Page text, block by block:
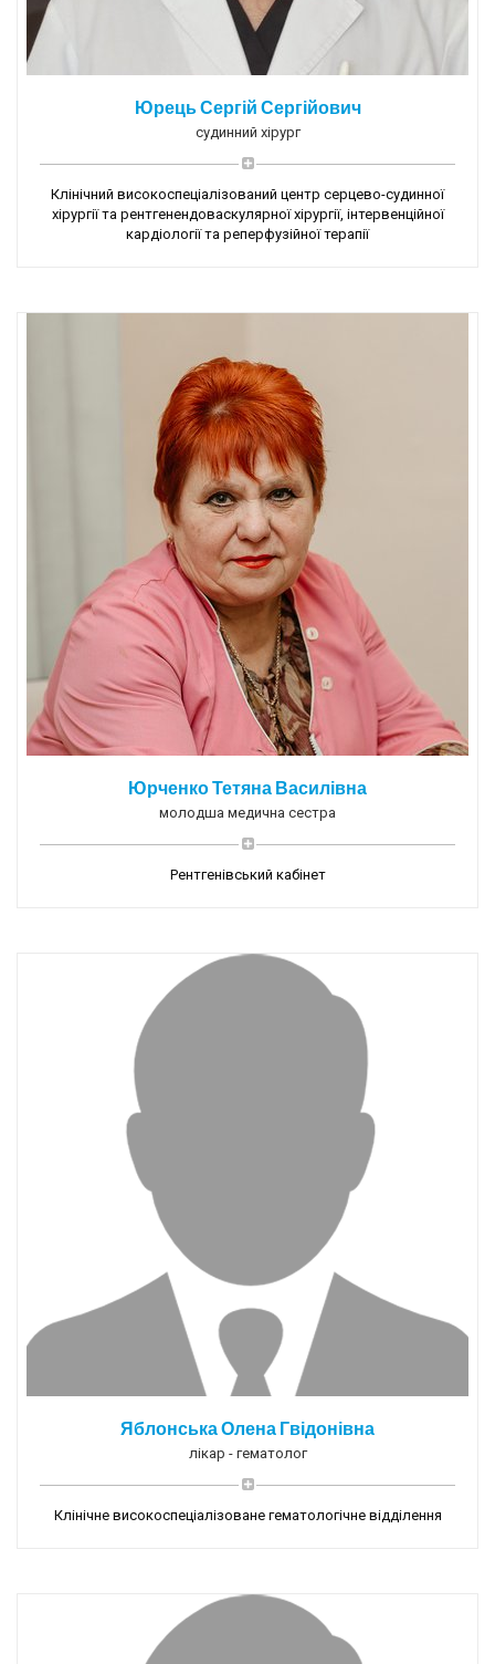
Юрець Сергій Сергійович
судинний хірург
Клінічний високоспеціалізований центр серцево-судинної
хірургії та рентгенендоваскулярної хірургії, інтервенційної
кардіології та реперфузійної терапії
Юрченко Тетяна Василівна
молодша медична сестра
Рентгенівський кабінет
Яблонська Олена Гвідонівна
лікар - гематолог
Клінічне високоспеціалізоване гематологічне відділення